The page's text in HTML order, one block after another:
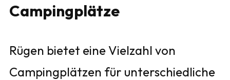
Campingplätze
Rügen bietet eine Vielzahl von
Campingplätzen für unterschiedliche